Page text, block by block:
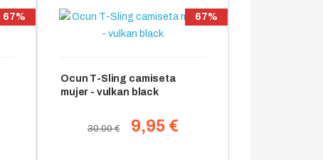
67% 67%
Ocun T-Sling camiseta
mujer - vulkan black
30.00 € 9,95 €